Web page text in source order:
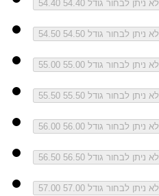
54.40 לא ניתן לבחור גודל 54.40
54.50 לא ניתן לבחור גודל 54.50
55.00 לא ניתן לבחור גודל 55.00
55.50 לא ניתן לבחור גודל 55.50
56.00 לא ניתן לבחור גודל 56.00
56.50 לא ניתן לבחור גודל 56.50
57.00 לא ניתן לבחור גודל 57.00